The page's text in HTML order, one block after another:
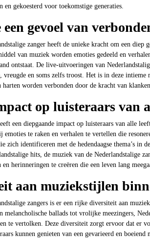
en gekoesterd voor toekomstige generaties.
gevoel van
zanger heeft de unieke kracht om een diep
van muziek worden emoties gedeeld en
ontstaat. De live-uitvoeringen van
vreugde en soms zelfs troost. Het is in deze intieme
worden verbonden door de kracht van
op luisteraars van
een diepgaande impact op luisteraars van alle
emoties te raken en verhalen te vertellen die
zich identificeren met de hedendaagse thema’s in
hits, de muziek van de Nederlandstalige
herinneringen te creëren die een leven lang
aan muziekstijlen
zangers is er een rijke diversiteit aan
melancholische ballads tot vrolijke meezingers,
te vertolken. Deze diversiteit zorgt ervoor dat er
kunnen genieten van een gevarieerd en